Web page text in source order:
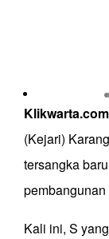
(Kejari)
tersangka
Kali ini, S